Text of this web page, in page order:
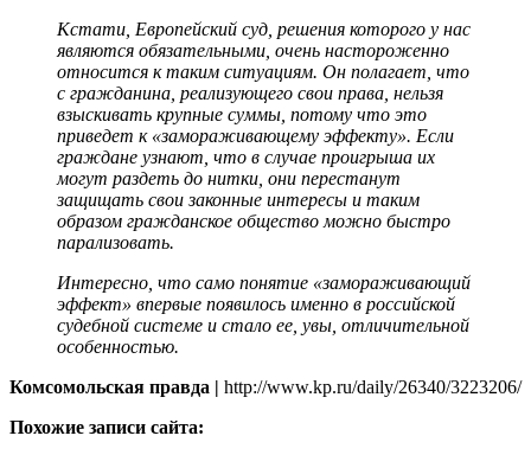
Кстати, Европейский суд, решения которого у нас
являются обязательными, очень настороженно
относится к таким ситуациям. Он полагает, что
с гражданина, реализующего свои права, нельзя
взыскивать крупные суммы, потому что это
приведет к «замораживающему эффекту». Если
граждане узнают, что в случае проигрыша их
могут раздеть до нитки, они перестанут
защищать свои законные интересы и таким
образом гражданское общество можно быстро
парализовать.
Интересно, что само понятие «замораживающий
эффект» впервые появилось именно в российской
судебной системе и стало ее, увы, отличительной
особенностью.
Комсомольская правда | http://www.kp.ru/daily/26340/3223206/
Похожие записи сайта: